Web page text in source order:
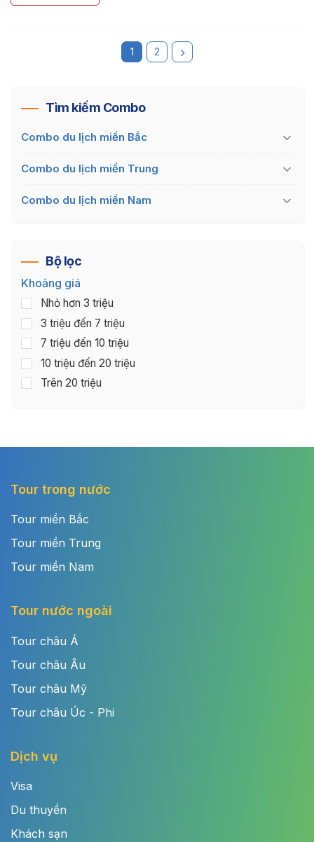
1 2
Tìm kiếm Combo
Combo du lịch miền Bắc
Combo du lịch miền Trung
Combo du lịch miền Nam
Bộ lọc
Khoảng giá
Nhỏ hơn 3 triệu
3 triệu đến 7 triệu
7 triệu đến 10 triệu
10 triệu đến 20 triệu
Trên 20 triệu
Tour trong nước
Tour miền Bắc
Tour miền Trung
Tour miền Nam
Tour nước ngoài
Tour châu Á
Tour châu Âu
Tour châu Mỹ
Tour châu Úc - Phi
Dịch vụ
Visa
Du thuyền
Khách sạn